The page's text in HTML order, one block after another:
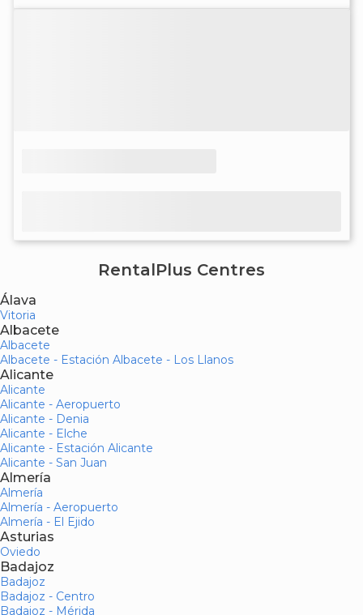
RentalPlus Centres
Álava
Vitoria
Albacete
Albacete
Albacete - Estación Albacete - Los Llanos
Alicante
Alicante
Alicante - Aeropuerto
Alicante - Denia
Alicante - Elche
Alicante - Estación Alicante
Alicante - San Juan
Almería
Almería
Almería - Aeropuerto
Almería - El Ejido
Asturias
Oviedo
Badajoz
Badajoz
Badajoz - Centro
Badajoz - Mérida